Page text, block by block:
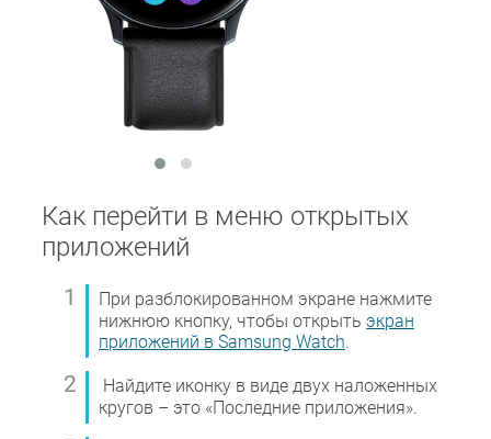
Как перейти в меню открытых
приложений
При разблокированном экране нажмите
нижнюю кнопку, чтобы открыть экран
приложений в Samsung Watch.
Найдите иконку в виде двух наложенных
кругов – это «Последние приложения».